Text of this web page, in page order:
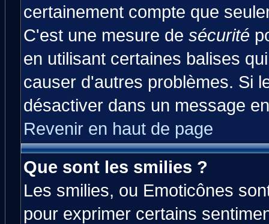
certainement compte que
C'est une mesure de sécurité
en utilisant certaines balises
causer d'autres problèmes. Si
désactiver dans un message
Revenir en haut de page
Que sont les smilies ?
Les smilies, ou Emoticônes
pour exprimer certains